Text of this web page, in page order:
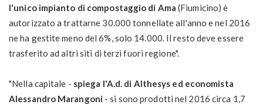
l'unico impianto di compostaggio di Ama (Fiumicino) è
autorizzato a trattarne 30.000 tonnellate all'anno e nel 2016
ne ha gestite meno del 6%, solo 14.000. Il resto deve essere
trasferito ad altri siti di terzi fuori regione".
"Nella capitale - spiega l'A.d. di Althesys ed economista
Alessandro Marangoni - si sono prodotti nel 2016 circa 1,7